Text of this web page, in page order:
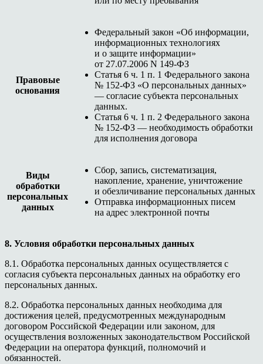
Правовые
основания
Федеральный закон «Об информации,
информационных технологиях
и о защите информации»
от 27.07.2006 N 149-ФЗ
Статья 6 ч. 1 п. 1 Федерального закона
№ 152-ФЗ «О персональных данных»
— согласие субъекта персональных
данных.
Статья 6 ч. 1 п. 2 Федерального закона
№ 152-ФЗ — необходимость обработки
для исполнения договора
Виды
обработки
персональных
данных
Сбор, запись, систематизация,
накопление, хранение, уничтожение
и обезличивание персональных данных
Отправка информационных писем
на адрес электронной почты
8. Условия обработки персональных данных
8.1. Обработка персональных данных осуществляется с
согласия субъекта персональных данных на обработку его
персональных данных.
8.2. Обработка персональных данных необходима для
достижения целей, предусмотренных международным
договором Российской Федерации или законом, для
осуществления возложенных законодательством Российской
Федерации на оператора функций, полномочий и
обязанностей.